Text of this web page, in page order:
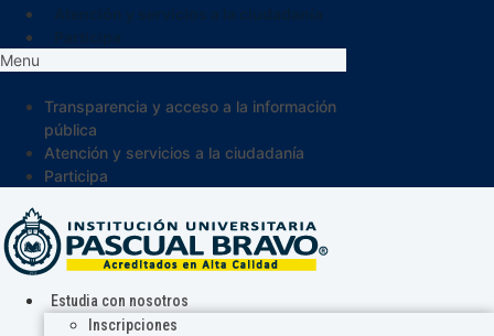
Menu
Transparencia y acceso a la información
pública
Atención y servicios a la ciudadanía
Participa
Estudia con nosotros
Inscripciones